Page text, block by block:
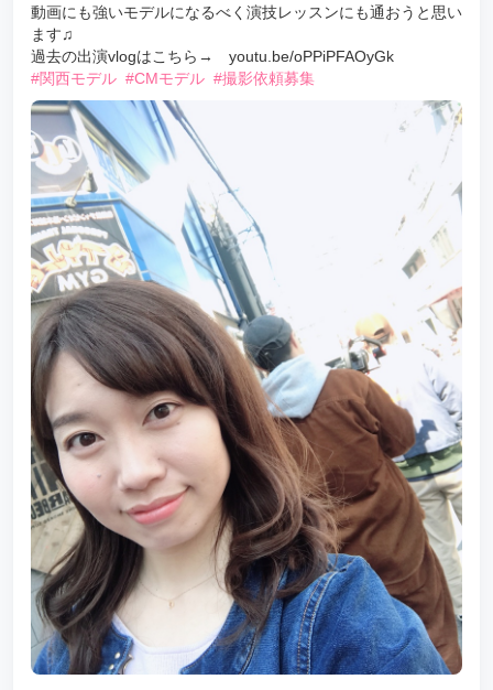
動画にも強いモデルになるべく演技レッスンにも通おうと思い
ます♫
過去の出演vlogはこちら→ youtu.be/oPPiPFAOyGk
#関西モデル #CMモデル #撮影依頼募集